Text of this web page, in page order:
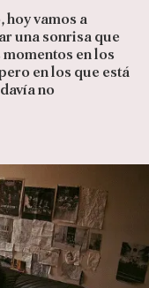
hoy vamos a
una sonrisa que
en los
en los que está
no